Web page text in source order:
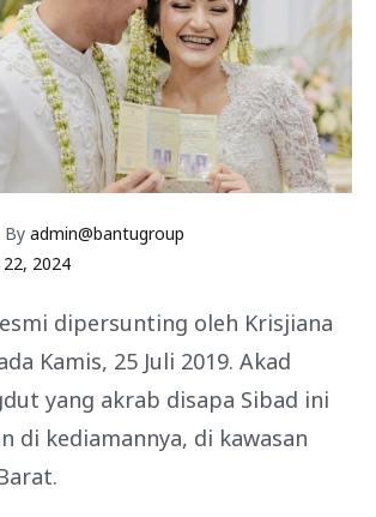
By admin@bantugroup
2024
dipersunting oleh Krisjiana
Kamis, 25 Juli 2019. Akad
yang akrab disapa Sibad ini
di kediamannya, di kawasan